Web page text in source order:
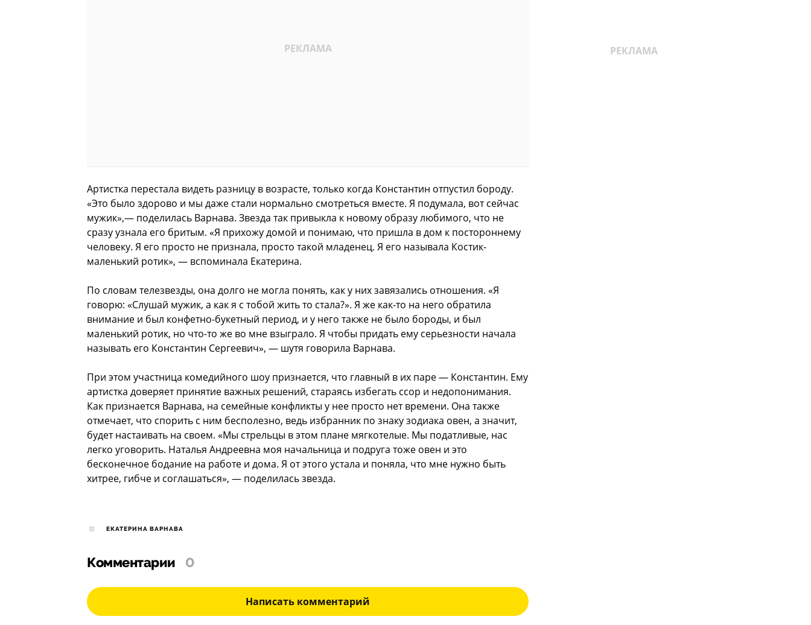
Артистка перестала видеть разницу в возрасте, только когда Константин отпустил бороду.
«Это было здорово и мы даже стали нормально смотреться вместе. Я подумала, вот сейчас
мужик»,— поделилась Варнава. Звезда так привыкла к новому образу любимого, что не
сразу узнала его бритым. «Я прихожу домой и понимаю, что пришла в дом к постороннему
человеку. Я его просто не признала, просто такой младенец. Я его называла Костик-
маленький ротик», — вспоминала Екатерина.
По словам телезвезды, она долго не могла понять, как у них завязались отношения. «Я
говорю: «Слушай мужик, а как я с тобой жить то стала?». Я же как-то на него обратила
внимание и был конфетно-букетный период, и у него также не было бороды, и был
маленький ротик, но что-то же во мне взыграло. Я чтобы придать ему серьезности начала
называть его Константин Сергеевич», — шутя говорила Варнава.
При этом участница комедийного шоу признается, что главный в их паре — Константин. Ему
артистка доверяет принятие важных решений, стараясь избегать ссор и недопонимания.
Как признается Варнава, на семейные конфликты у нее просто нет времени. Она также
отмечает, что спорить с ним бесполезно, ведь избранник по знаку зодиака овен, а значит,
будет настаивать на своем. «Мы стрельцы в этом плане мягкотелые. Мы податливые, нас
легко уговорить. Наталья Андреевна моя начальница и подруга тоже овен и это
бесконечное бодание на работе и дома. Я от этого устала и поняла, что мне нужно быть
хитрее, гибче и соглашаться», — поделилась звезда.
ЕКАТЕРИНА ВАРНАВА
Комментарии 0
Написать комментарий